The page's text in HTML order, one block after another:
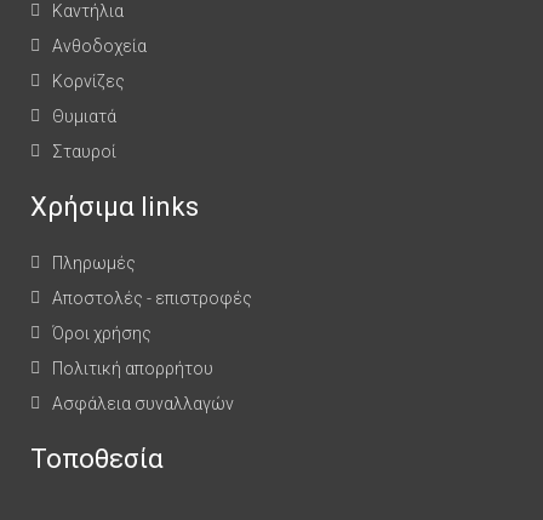
Καντήλια
Ανθοδοχεία
Κορνίζες
Θυμιατά
Σταυροί
Χρήσιμα links
Πληρωμές
Αποστολές - επιστροφές
Όροι χρήσης
Πολιτική απορρήτου
Ασφάλεια συναλλαγών
Τοποθεσία